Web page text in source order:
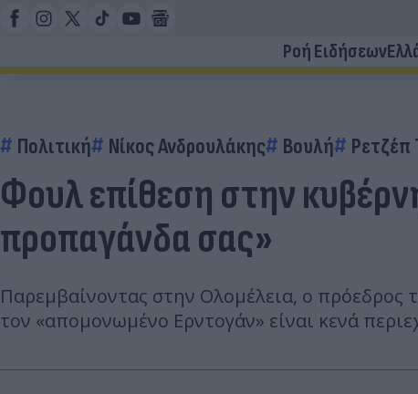
Ροή Ειδήσεων
Πολιτική Νίκος Ανδρουλάκης Βουλή Ρετζέπ
Φουλ επίθεση στην
προπαγάνδα σας»
Παρεμβαίνοντας στην Ολομέλεια, ο πρόεδρος
τον «απομονωμένο Ερντογάν» είναι κενά